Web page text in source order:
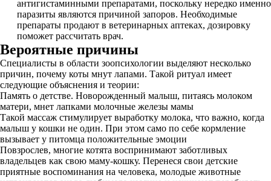
антигистаминными препаратами, поскольку нередко именно
паразиты являются причиной запоров. Необходимые
препараты продают в ветеринарных аптеках, дозировку
поможет рассчитать врач.
Вероятные причины
Специалисты в области зоопсихологии выделяют несколько
причин, почему коты мнут лапами. Такой ритуал имеет
следующие объяснения и теории:
Память о детстве. Новорожденный малыш, питаясь молоком
матери, мнет лапками молочные железы мамы
Такой массаж стимулирует выработку молока, что важно, когда
малыш у кошки не один. При этом само по себе кормление
вызывает у питомца положительные эмоции
Повзрослев, многие котята воспринимают заботливых
владельцев как свою маму-кошку. Перенеся свои детские
приятные воспоминания на человека, молодые животные